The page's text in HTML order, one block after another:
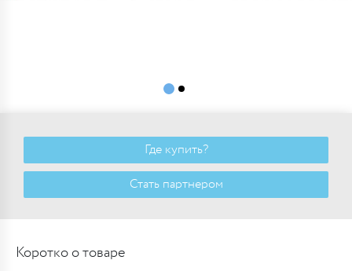
Где купить?
Стать партнером
Коротко о товаре